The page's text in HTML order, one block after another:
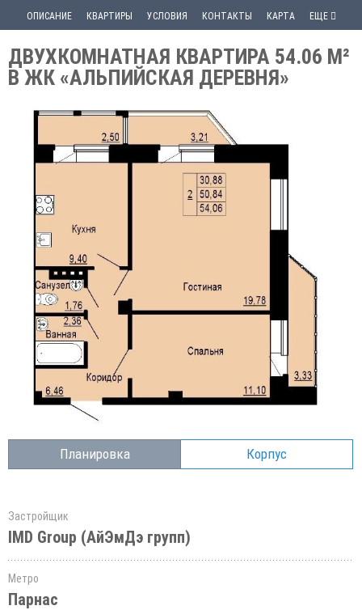
ОПИСАНИЕ КВАРТИРЫ УСЛОВИЯ КОНТАКТЫ КАРТА ЕЩЕ
ДВУХКОМНАТНАЯ КВАРТИРА 54.06 М²
В ЖК «АЛЬПИЙСКАЯ ДЕРЕВНЯ»
Планировка Корпус
Застройщик
IMD Group (АйЭмДэ групп)
Метро
Парнас